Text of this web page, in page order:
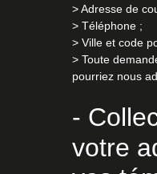
> Adresse de
> Téléphone ;
> Ville et code
> Toute
pourriez nous
-
votre